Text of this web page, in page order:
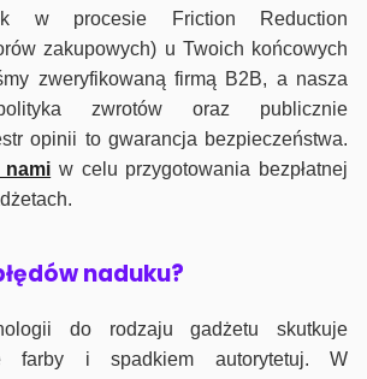
w procesie Friction Reduction
zakupowych) u Twoich końcowych
zweryfikowaną firmą B2B, a nasza
zwrotów oraz publicznie
opinii to gwarancja bezpieczeństwa.
w celu przygotowania bezpłatnej
naduku?
do rodzaju gadżetu skutkuje
farby i spadkiem autorytetuj. W